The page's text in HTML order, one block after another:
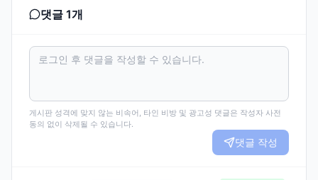
댓글 1개
게시판 성격에 맞지 않는 비속어, 타인 비방 및 광고성 댓글은 작성자 사전
동의 없이 삭제될 수 있습니다.
댓글 작성